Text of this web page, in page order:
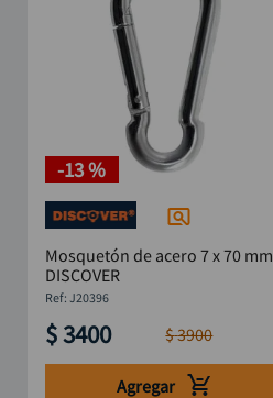
-13 %
Mosquetón de acero 7 x 70 mm
DISCOVER
: J20396
$3400 $3900
Agregar